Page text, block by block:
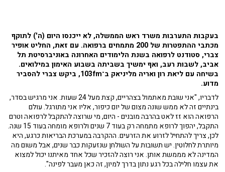
בעקבות התערבות משרד ראש הממשלה, לא ייכנסו היום (ה') לתוקף
מכתבי ההתפטרות של 200 מתמחים ברפואה. עם זאת, החליט אופיר
צברי, סטודנט לרפואה בשנת הלימודים האחרונה באוניברסיטת תל
אביב, לשבות רעב, ואף ימשיך בשביתה בשבוע האימון במילואים.
בשיחה עם ליאת רון ואריה מליניאק ב־103fm, ביקש צברי להסביר
מדוע.
לדבריו, "אני שובת מאתמול בצהריים, קצת מעל 24 שעות. אני מרגיש בסדר,
בינתיים זה לא ממש שונה מצום של יום כיפור, אליו אני מתורגל. עולם
הרפואה הוא זז לאט בהרבה מובנים - היום, מי שרוצה להתקבל לרפואה וטרם
התקבל, יהפוך לרופא מתמחה רק בעוד 7 שנים ולרופא מומחה בעוד 15 שנה.
לכן, צריך להתחיל לזרוע את הזרעים. ההקרבה במערכת הבריאות כרגע, היא
מיותרת לחלוטין. יש תשובות על השולחן שנזעקות כבר שנים, אבל משום מה
המדינה לא מממשת אותן. אני רוצה להזכיר שכל אחד מאיתנו יכול למצוא
את עצמו חלילה בכל רגע נתון בדרך למיון, זה כאן מעבר לפינה".